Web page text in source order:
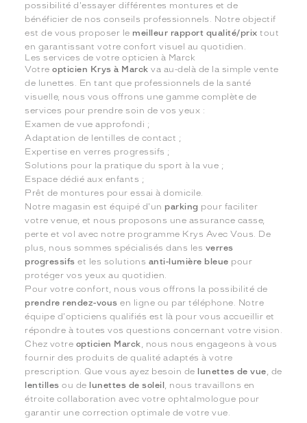
possibilité d'essayer différentes montures et de
bénéficier de nos conseils professionnels. Notre objectif
est de vous proposer le meilleur rapport qualité/prix tout
en garantissant votre confort visuel au quotidien.
Les services de votre opticien à Marck
Votreopticien Krys à Marck va au-delà de la simple vente
de lunettes. En tant que professionnels de la santé
visuelle, nous vous offrons une gamme complète de
services pour prendre soin de vos yeux :
Examen de vue approfondi ;
Adaptation de lentilles de contact ;
Expertise en verres progressifs ;
Solutions pour la pratique du sport à la vue ;
Espace dédié aux enfants ;
Prêt de montures pour essai à domicile.
Notre magasin est équipé d'un parking pour faciliter
votre venue, et nous proposons une assurance casse,
perte et vol avec notre programme Krys Avec Vous. De
plus, nous sommes spécialisés dans les verres
progressifs et les solutions anti-lumière bleue pour
protéger vos yeux au quotidien.
Pour votre confort, nous vous offrons la possibilité de
prendre rendez-vous en ligne ou par téléphone. Notre
équipe d'opticiens qualifiés est là pour vous accueillir et
répondre à toutes vos questions concernant votre vision.
Chez votre opticien Marck, nous nous engageons à vous
fournir des produits de qualité adaptés à votre
prescription. Que vous ayez besoin de lunettes de vue, de
lentilles ou de lunettes de soleil , nous travaillons en
étroite collaboration avec votre ophtalmologue pour
garantir une correction optimale de votre vue.